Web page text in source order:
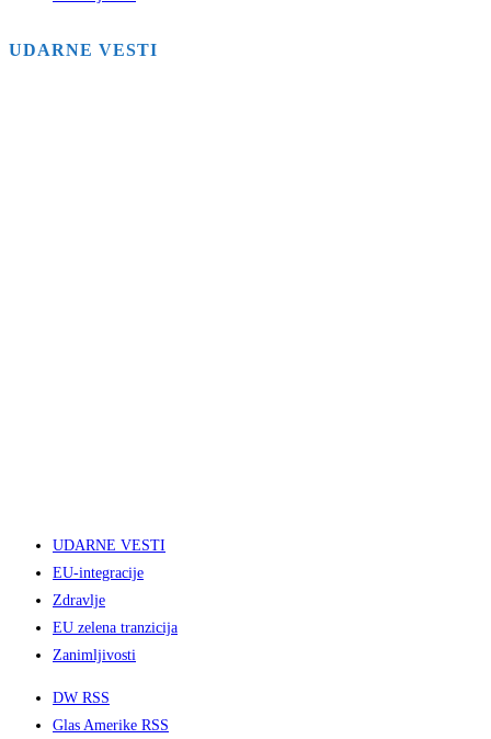
UDARNE VESTI
UDARNE VESTI
EU-integracije
Zdravlje
EU zelena tranzicija
Zanimljivosti
DW RSS
Glas Amerike RSS